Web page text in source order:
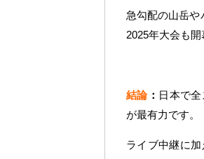
急勾配の山岳や
2025年大会も開
結論： 日本で
が最有力です。
ライブ中継に